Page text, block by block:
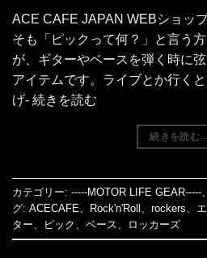
ACE CAFE JAPAN WEBショッ
そも「ピックって何？」と言う
が、ギターやベースを弾く時に
アイテムです。ライブとか行く
げ- 続きを読む
続きを読む
カテゴリー: -----MOTOR LIFE GEAR-----
グ: ACECAFE Rock'n'Roll rockers
ター
ピック ベース ロッカーズ